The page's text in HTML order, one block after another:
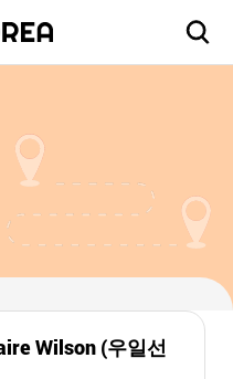
Wilson (우일선